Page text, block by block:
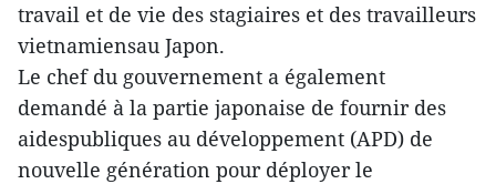
travail et de vie des stagiaires et des travailleurs
vietnamiensau Japon.
Le chef du gouvernement a également
demandé à la partie japonaise de fournir des
aidespubliques au développement (APD) de
nouvelle génération pour déployer le